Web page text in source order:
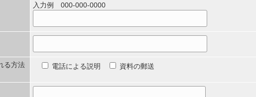
入力例 000-000-0000
る方法
電話による説明 資料の郵送